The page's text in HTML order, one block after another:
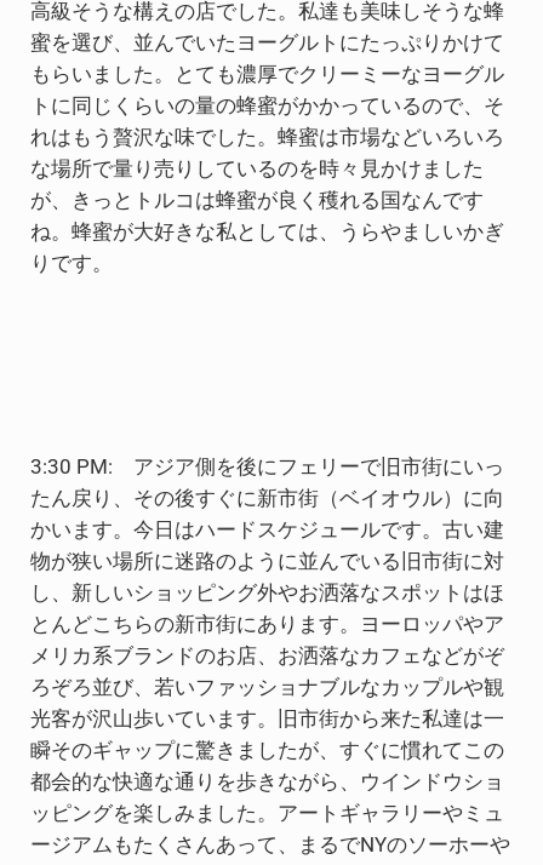
高級そうな構えの店でした。私達も美味しそうな蜂
蜜を選び、並んでいたヨーグルトにたっぷりかけて
もらいました。とても濃厚でクリーミーなヨーグル
トに同じくらいの量の蜂蜜がかかっているので、そ
れはもう贅沢な味でした。蜂蜜は市場などいろいろ
な場所で量り売りしているのを時々見かけました
が、きっとトルコは蜂蜜が良く穫れる国なんです
ね。蜂蜜が大好きな私としては、うらやましいかぎ
りです。
3:30 PM: アジア側を後にフェリーで旧市街にいっ
たん戻り、その後すぐに新市街（ベイオウル）に向
かいます。今日はハードスケジュールです。古い建
物が狭い場所に迷路のように並んでいる旧市街に対
し、新しいショッピング外やお洒落なスポットはほ
とんどこちらの新市街にあります。ヨーロッパやア
メリカ系ブランドのお店、お洒落なカフェなどがぞ
ろぞろ並び、若いファッショナブルなカップルや観
光客が沢山歩いています。旧市街から来た私達は一
瞬そのギャップに驚きましたが、すぐに慣れてこの
都会的な快適な通りを歩きながら、ウインドウショ
ッピングを楽しみました。アートギャラリーやミュ
ージアムもたくさんあって、まるでNYのソーホーや